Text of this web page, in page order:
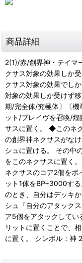
商品詳細
2(1)/赤/創界神・テイマ
クサス対象の効果しか
クサス対象の効果でし
対象の効果しか受けず
期/完全体/究極体〕〔
ット/ブレイヴを召喚/煌
サスに置く。 ◆このネ
の創界神ネクサスがな
シュに置ける。 その中
をこのネクサスに置く
ネクサスのコア2個をボ
ット1体をBP+3000す
のとき、自分はデッキ
シュ『自分のアタック
ア5個をアタックしてい
リットに置くことで、
に置く。 シンボル：神